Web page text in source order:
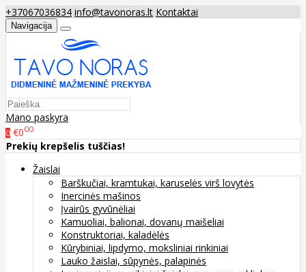
+37067036834 info@tavonoras.lt Kontaktai
Navigacija
Mano paskyra
0 €000
Prekių krepšelis tuščias!
Žaislai
Barškučiai, kramtukai, karuselės virš lovytės
Inercinės mašinos
Įvairūs gyvūnėliai
Kamuoliai, balionai, dovanų maišeliai
Konstruktoriai, kaladėlės
Kūrybiniai, lipdymo, moksliniai rinkiniai
Lauko žaislai, sūpynės, palapinės